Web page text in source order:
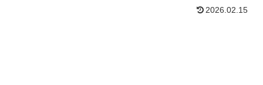
2026.02.15